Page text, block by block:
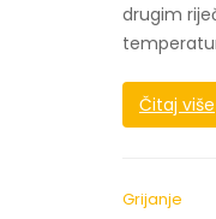
drugim
Čitaj više
Grijanje